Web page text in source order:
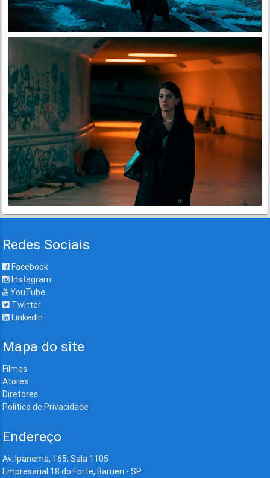
Redes Sociais
Facebook
Instagram
YouTube
Twitter
LinkedIn
Mapa do site
Filmes
Atores
Diretores
Política de Privacidade
Endereço
Av. Ipanema, 165, Sala 1105
Empresarial 18 do Forte, Barueri - SP